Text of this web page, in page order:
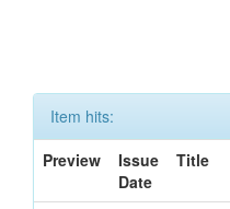
Item hits:
Preview
Issue
Date
Title